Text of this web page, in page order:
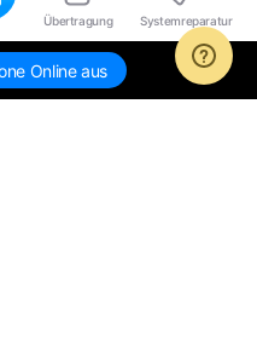
Übertragung Systemreparatur
Online aus